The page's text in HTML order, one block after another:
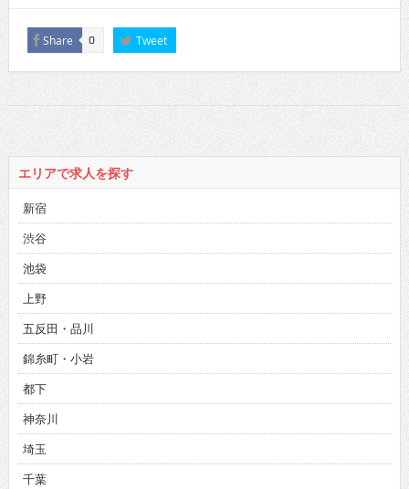
Share 0 Tweet
エリアで求人を探す
新宿
渋谷
池袋
上野
五反田・品川
錦糸町・小岩
都下
神奈川
埼玉
千葉